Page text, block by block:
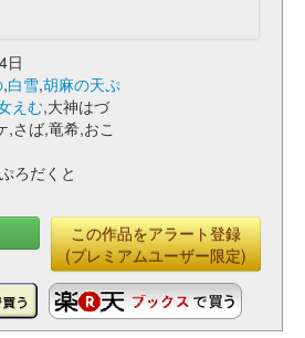
日
,白雪,胡麻の天ぷ
えむ,大神はづ
,さば,竜希,おこ
ろだくと
この作品をアラート登録
(プレミアムユーザー限定)